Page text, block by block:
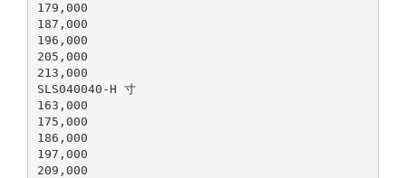
179,000
187,000
196,000
205,000
213,000
SLS040040-H 寸
163,000
175,000
186,000
197,000
209,000